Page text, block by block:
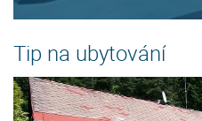
Tip na ubytování